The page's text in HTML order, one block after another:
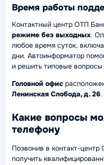
Время работы
Контактный центр ОТП
режиме без выходных.
любое время суток,
дни. Автоинформатор
и решить типовые вопросы
Головной офис
Ленинская Слобода, д. 26.
Какие вопросы
телефону
Позвонив в контакт-
получить